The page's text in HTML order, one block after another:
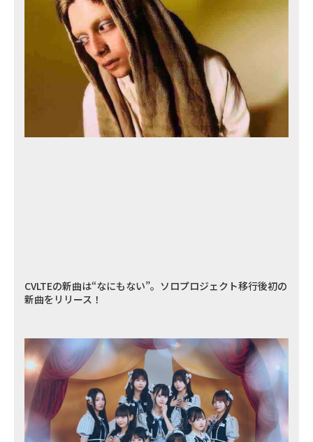
CVLTEの新曲は“なにもない”。ソロプロジェクト移行後初の
新曲をリリース！